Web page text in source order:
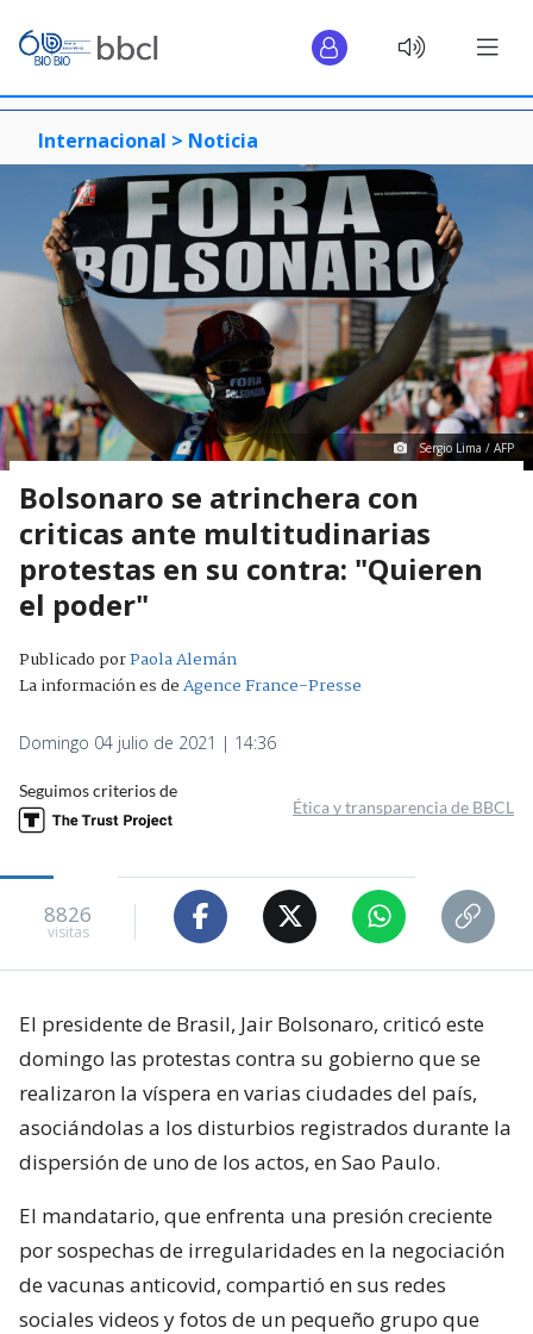
Internacional > Noticia
Sergio Lima / AFP
Bolsonaro se atrinchera con
criticas ante multitudinarias
protestas en su contra: "Quieren
el poder"
Publicado porPaola Alemán
La información es deAgence France-Presse
Domingo 04 julio de 2021 | 14:36
Seguimos criterios de
Ética y transparencia de BBCL
8826
visitas
El presidente de Brasil, Jair Bolsonaro, criticó este
domingo las protestas contra su gobierno que se
realizaron la víspera en varias ciudades del país,
asociándolas a los disturbios registrados durante la
dispersión de uno de los actos, en Sao Paulo.
El mandatario, que enfrenta una presión creciente
por sospechas de irregularidades en la negociación
de vacunas anticovid, compartió en sus redes
sociales videos y fotos de un pequeño grupo que